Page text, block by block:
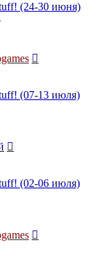
(24-30 июня)
(07-13 июля)
(02-06 июля)